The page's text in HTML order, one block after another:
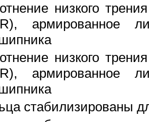
низкого
армированное
низкого
армированное
стабилизированы